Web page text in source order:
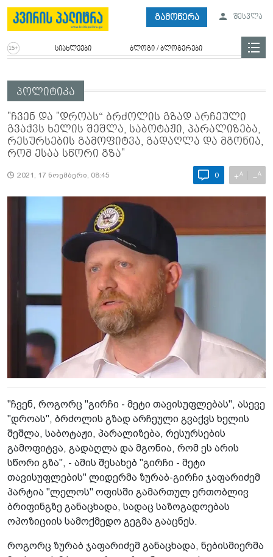
გამოწერა შესვლა
სიახლეები ბლოგი / ბლოგერები
პოლიტიკა
"ჩვენ და "დროას“ ბრძოლის გზად არჩეული
გვაქვს ხელის შეშლა, საბოტაჟი, პარალიზება,
რესურსების გამოფიტვა, გადაღლა და მგონია,
რომ ესაა სწორი გზა"
2021, 17 ნოემბერი, 08:45 0 +A −A
"ჩვენ, როგორც "გირჩი - მეტი თავისუფლებას", ასევე
"დროას", ბრძოლის გზად არჩეული გვაქვს ხელის
შეშლა, საბოტაჟი, პარალიზება, რესურსების
გამოფიტვა, გადაღლა და მგონია, რომ ეს არის
სწორი გზა", - ამის შესახებ "გირჩი - მეტი
თავისუფლების" ლიდერმა ზურაბ-გირჩი ჯაფარიძემ
პარტია "ლელოს" ოფისში გამართულ ერთობლივ
ბრიფინგზე განაცხადა, სადაც საზოგადოებას
ოპოზიციის სამოქმედო გეგმა გააცნეს.
როგორც ზურაბ ჯაფარიძემ განაცხადა, ნებისმიერმა